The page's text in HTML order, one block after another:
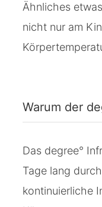
Ähnliches
nicht nur am
Warum der
Das degree°
Tage lang
kontinuierliche